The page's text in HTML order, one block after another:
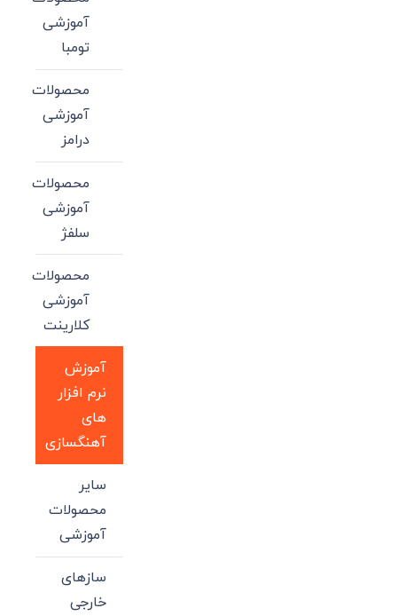
آموزشی
تومبا
محصولات
آموزشی
درامز
محصولات
آموزشی
سلفژ
محصولات
آموزشی
کلارینت
آموزش
نرم افزار
های
آهنگسازی
سایر
محصولات
آموزشی
سازهای
خارجی